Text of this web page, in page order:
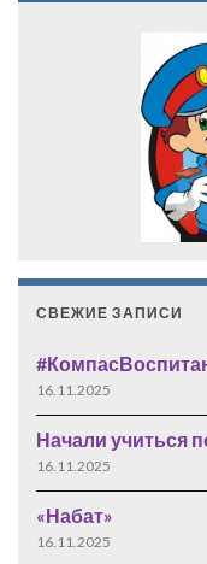
СВЕЖИЕ ЗАПИСИ
16.11.2025
Начали учиться
16.11.2025
«Набат»
16.11.2025